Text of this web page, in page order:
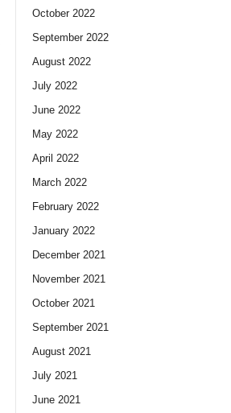
October 2022
September 2022
August 2022
July 2022
June 2022
May 2022
April 2022
March 2022
February 2022
January 2022
December 2021
November 2021
October 2021
September 2021
August 2021
July 2021
June 2021